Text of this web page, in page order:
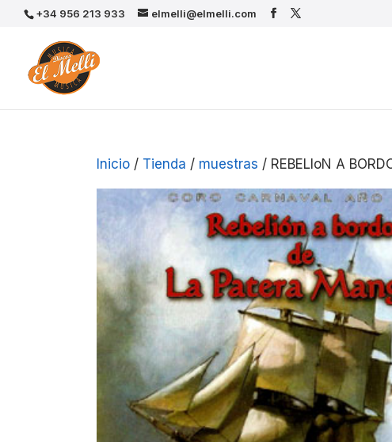
+34 956 213 933 elmelli@elmelli.com
Inicio / Tienda / muestras / REBELIoN A